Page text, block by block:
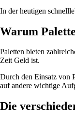
In der heutigen
Warum
Paletten bieten
Zeit Geld ist.
Durch den Einsatz von
auf andere wichtige
Die